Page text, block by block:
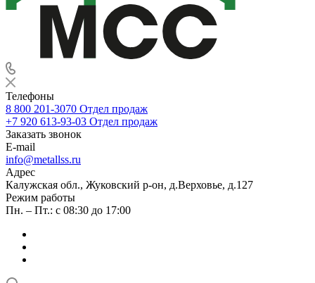
Телефоны
8 800 201-3070 Отдел продаж
+7 920 613-93-03 Отдел продаж
Заказать звонок
E-mail
info@metallss.ru
Адрес
Калужская обл., Жуковский р-он, д.Верховье, д.127
Режим работы
Пн. – Пт.: с 08:30 до 17:00